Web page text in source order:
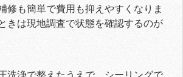
修も簡単で費用も抑えやすくなりま
きは現地調査で状態を確認するのが
洗浄で整えたうえで、シーリングで